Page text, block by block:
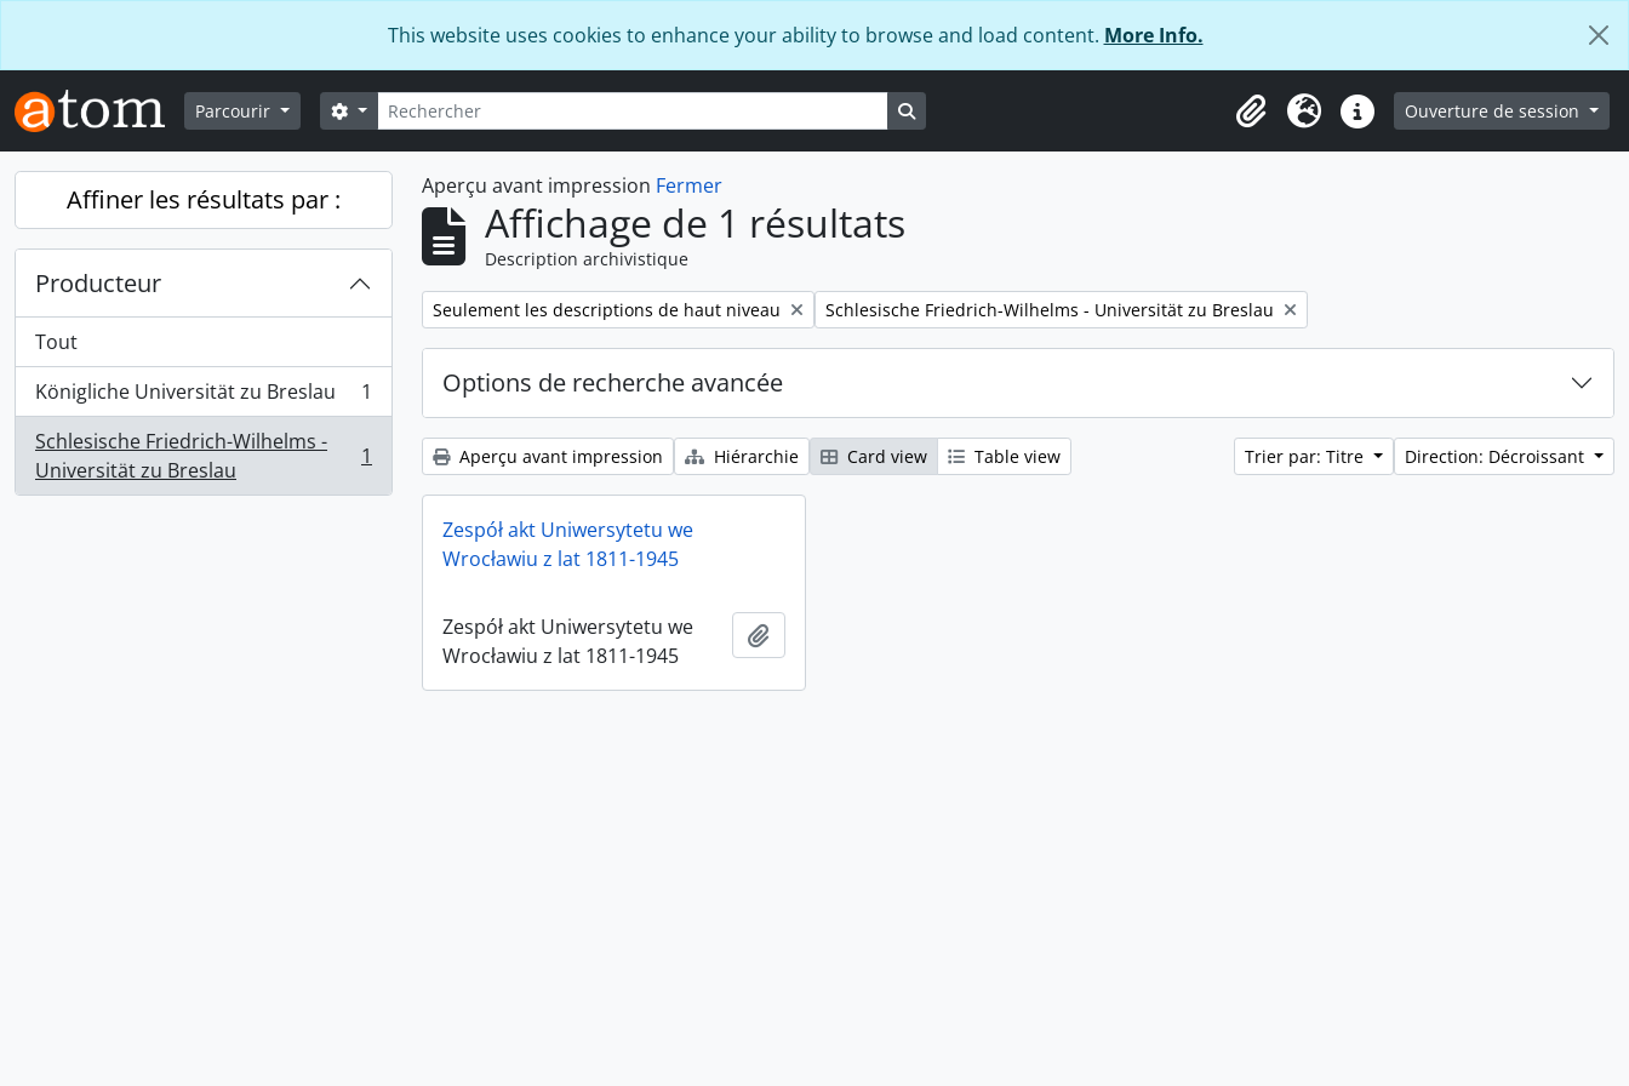
This website uses cookies to enhance your ability to browse and load content. More Info.
Parcourir Rechercher
Search options
Presse-papier
LangueLiens rapidesOuverture de session
Affiner les résultats par :
Producteur
Tout
Königliche Universität zu Breslau
, 1 résultats
1
Schlesische Friedrich-Wilhelms -
Universität zu Breslau
, 1 résultats 1
Aperçu avant impression Fermer
Affichage de 1 résultats
Description archivistique
Remove filter:
Seulement les descriptions de haut niveau Remove filter:
Schlesische Friedrich-Wilhelms - Universität zu Breslau
Options de recherche avancée
Aperçu avant impression Hiérarchie Card view Table view Trier par: Titre Direction: Décroissant
Zespół akt Uniwersytetu we
Wrocławiu z lat 1811-1945
Zespół akt Uniwersytetu we
Wrocławiu z lat 1811-1945